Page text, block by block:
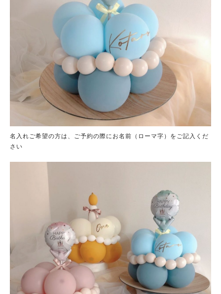
名入れご希望の方は、ご予約の際にお名前（ローマ字）をご記入くだ
さい